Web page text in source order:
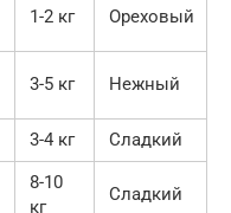
1-2 кг Ореховый
3-5 кг Нежный
3-4 кг Сладкий
8-10
кг
Сладкий